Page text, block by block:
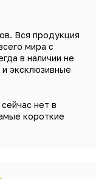
Вся продукция
мира с
в наличии не
эксклюзивные
нет в
короткие